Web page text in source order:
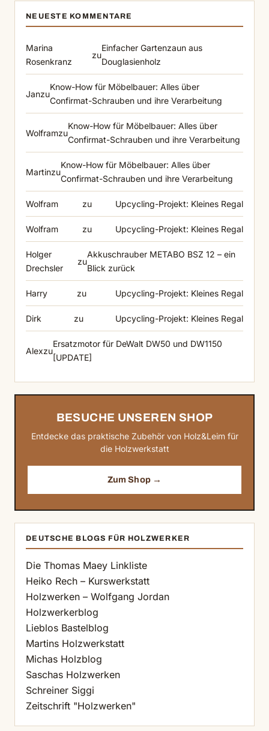
NEUESTE KOMMENTARE
Marina
Rosenkranz
zu
Einfacher Gartenzaun aus
Douglasienholz
Janzu
Know-How für Möbelbauer: Alles über
Confirmat-Schrauben und ihre Verarbeitung
Wolframzu
Know-How für Möbelbauer: Alles über
Confirmat-Schrauben und ihre Verarbeitung
Martinzu
Know-How für Möbelbauer: Alles über
Confirmat-Schrauben und ihre Verarbeitung
Wolfram zu Upcycling-Projekt: Kleines Regal
Wolfram zu Upcycling-Projekt: Kleines Regal
Holger
Drechsler
zu
Akkuschrauber METABO BSZ 12 – ein
Blick zurück
Harry zu Upcycling-Projekt: Kleines Regal
Dirk zu Upcycling-Projekt: Kleines Regal
Alexzu
Ersatzmotor für DeWalt DW50 und DW1150
[UPDATE]
BESUCHE UNSEREN SHOP
Entdecke das praktische Zubehör von Holz&Leim für
die Holzwerkstatt
Zum Shop →
DEUTSCHE BLOGS FÜR HOLZWERKER
Die Thomas Maey Linkliste
Heiko Rech – Kurswerkstatt
Holzwerken – Wolfgang Jordan
Holzwerkerblog
Lieblos Bastelblog
Martins Holzwerkstatt
Michas Holzblog
Saschas Holzwerken
Schreiner Siggi
Zeitschrift "Holzwerken"